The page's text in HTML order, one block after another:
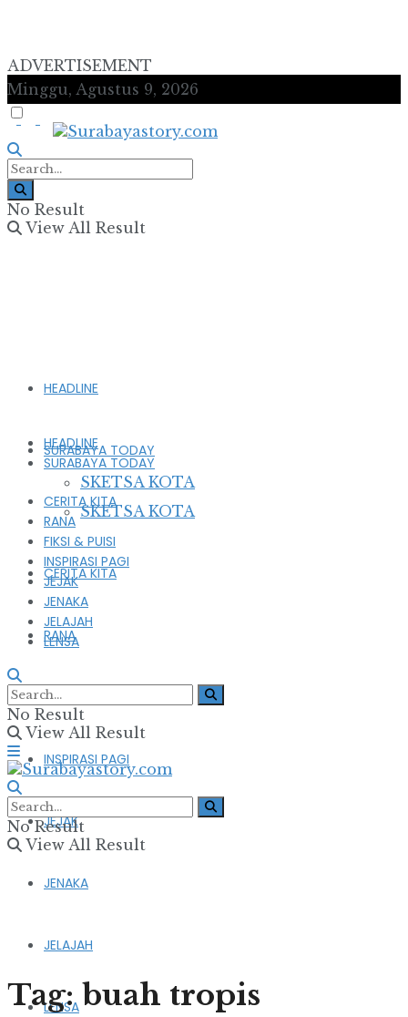
ADVERTISEMENT
Minggu, Agustus 9, 2026
No Result
View All Result
HEADLINE
SURABAYA TODAY
SKETSA KOTA
CERITA KITA
RANA
FIKSI & PUISI
INSPIRASI PAGI
JEJAK
JENAKA
JELAJAH
LENSA
HEADLINE
SURABAYA TODAY
SKETSA KOTA
CERITA KITA
RANA
FIKSI & PUISI
INSPIRASI PAGI
JEJAK
JENAKA
JELAJAH
LENSA
No Result
View All Result
No Result
View All Result
Tag:buah tropis